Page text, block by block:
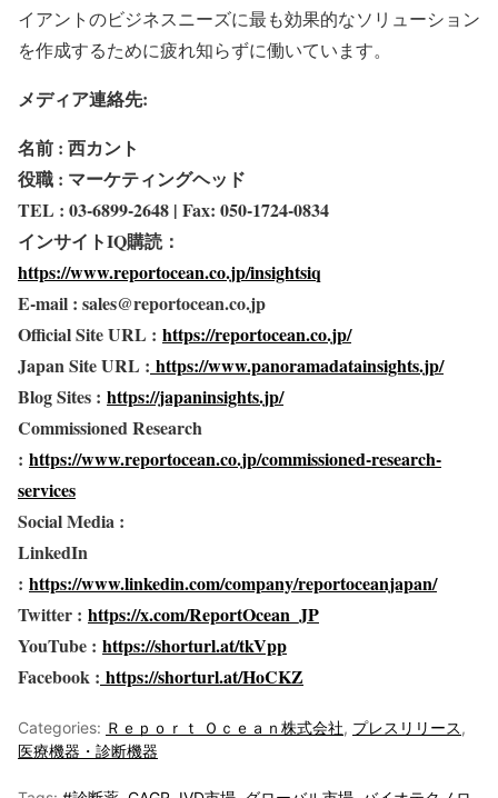
イアントのビジネスニーズに最も効果的なソリューション
を作成するために疲れ知らずに働いています。
メディア連絡先:
名前 : 西カント
役職 : マーケティングヘッド
TEL : 03-6899-2648 | Fax: 050-1724-0834
インサイトIQ購読：
https://www.reportocean.co.jp/insightsiq
E-mail : sales@reportocean.co.jp
Official Site URL : https://reportocean.co.jp/
Japan Site URL : https://www.panoramadatainsights.jp/
Blog Sites : https://japaninsights.jp/
Commissioned Research
: https://www.reportocean.co.jp/commissioned-research-
services
Social Media :
LinkedIn
: https://www.linkedin.com/company/reportoceanjapan/
Twitter : https://x.com/ReportOcean_JP
YouTube : https://shorturl.at/tkVpp
Facebook : https://shorturl.at/HoCKZ
Categories: Ｒｅｐｏｒｔ Ｏｃｅａｎ株式会社, プレスリリース,
医療機器・診断機器